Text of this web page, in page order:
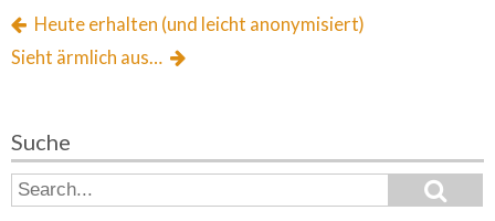
Heute erhalten (und leicht anonymisiert)
Sieht ärmlich aus…
Suche
S
e
e